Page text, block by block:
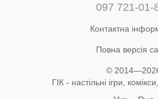
097 721-01-
Контактна
Повна версія
©
ГІК - настільні ігри,